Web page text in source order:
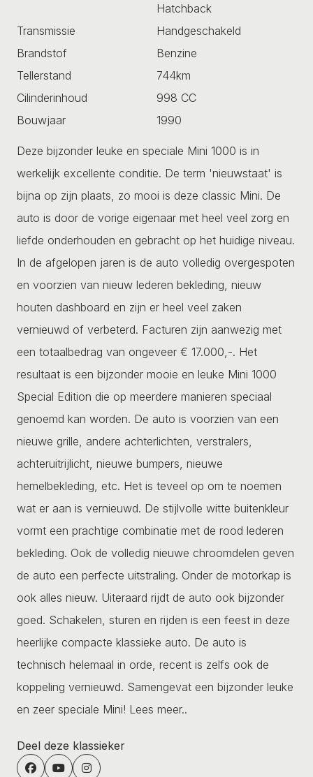
Hatchback
Transmissie
Handgeschakeld
Brandstof
Benzine
Tellerstand
744km
Cilinderinhoud
998 CC
Bouwjaar
1990
Deze bijzonder leuke en speciale Mini 1000 is in
werkelijk excellente conditie. De term 'nieuwstaat' is
bijna op zijn plaats, zo mooi is deze classic Mini. De
auto is door de vorige eigenaar met heel veel zorg en
liefde onderhouden en gebracht op het huidige niveau.
In de afgelopen jaren is de auto volledig overgespoten
en voorzien van nieuw lederen bekleding, nieuw
houten dashboard en zijn er heel veel zaken
vernieuwd of verbeterd. Facturen zijn aanwezig met
een totaalbedrag van ongeveer € 17.000,-. Het
resultaat is een bijzonder mooie en leuke Mini 1000
Special Edition die op meerdere manieren speciaal
genoemd kan worden. De auto is voorzien van een
nieuwe grille, andere achterlichten, verstralers,
achteruitrijlicht, nieuwe bumpers, nieuwe
hemelbekleding, etc. Het is teveel op om te noemen
wat er aan is vernieuwd. De stijlvolle witte buitenkleur
vormt een prachtige combinatie met de rood lederen
bekleding. Ook de volledig nieuwe chroomdelen geven
de auto een perfecte uitstraling. Onder de motorkap is
ook alles nieuw. Uiteraard rijdt de auto ook bijzonder
goed. Schakelen, sturen en rijden is een feest in deze
heerlijke compacte klassieke auto. De auto is
technisch helemaal in orde, recent is zelfs ook de
koppeling vernieuwd. Samengevat een bijzonder leuke
en zeer speciale Mini! Lees meer..
Deel deze klassieker